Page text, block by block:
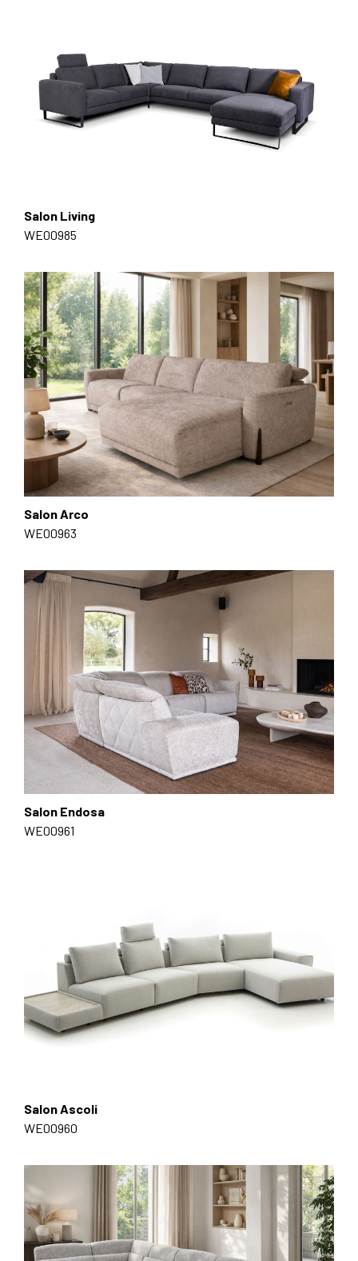
Salon Living
WE00985
Salon Arco
WE00963
Salon Endosa
WE00961
Salon Ascoli
WE00960